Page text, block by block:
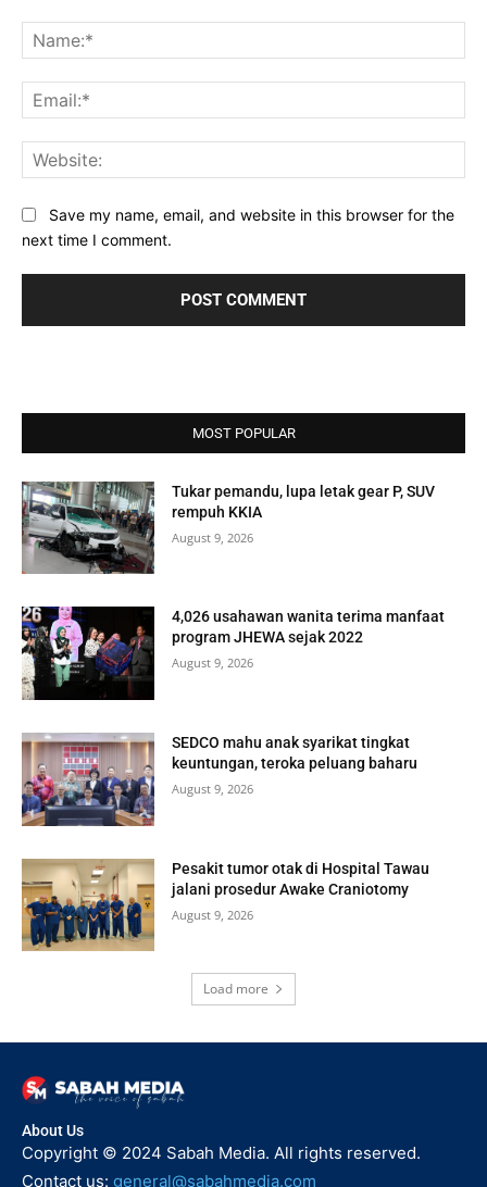
Save my name, email, and website in this browser for the
next time I comment.
MOST POPULAR
Tukar pemandu, lupa letak gear P, SUV
rempuh KKIA
August 9, 2026
4,026 usahawan wanita terima manfaat
program JHEWA sejak 2022
August 9, 2026
SEDCO mahu anak syarikat tingkat
keuntungan, teroka peluang baharu
August 9, 2026
Pesakit tumor otak di Hospital Tawau
jalani prosedur Awake Craniotomy
August 9, 2026
Load more
About Us
Copyright © 2024 Sabah Media. All rights reserved.
Contact us: general@sabahmedia.com